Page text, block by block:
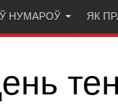
НУМАРОЎ ЯК